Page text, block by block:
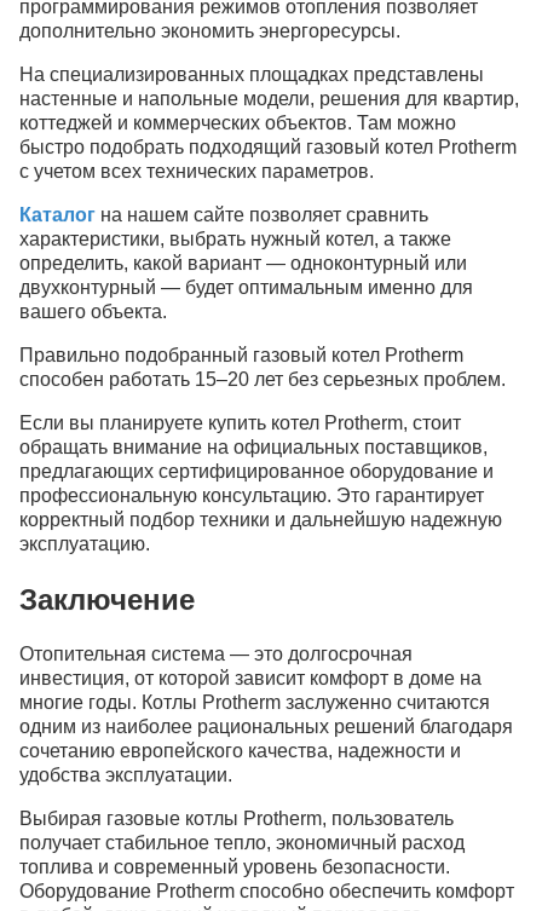
программирования режимов отопления позволяет
дополнительно экономить энергоресурсы.
На специализированных площадках представлены
настенные и напольные модели, решения для квартир,
коттеджей и коммерческих объектов. Там можно
быстро подобрать подходящий газовый котел Рrotherm
с учетом всех технических параметров.
Каталог на нашем сайте позволяет сравнить
характеристики, выбрать нужный котел, а также
определить, какой вариант — одноконтурный или
двухконтурный — будет оптимальным именно для
вашего объекта.
Правильно подобранный газовый котел Рrotherm
способен работать 15–20 лет без серьезных проблем.
Если вы планируете купить котел Рrotherm, стоит
обращать внимание на официальных поставщиков,
предлагающих сертифицированное оборудование и
профессиональную консультацию. Это гарантирует
корректный подбор техники и дальнейшую надежную
эксплуатацию.
Заключение
Отопительная система — это долгосрочная
инвестиция, от которой зависит комфорт в доме на
многие годы. Котлы Рrotherm заслуженно считаются
одним из наиболее рациональных решений благодаря
сочетанию европейского качества, надежности и
удобства эксплуатации.
Выбирая газовые котлы Protherm, пользователь
получает стабильное тепло, экономичный расход
топлива и современный уровень безопасности.
Оборудование Рrotherm способно обеспечить комфорт